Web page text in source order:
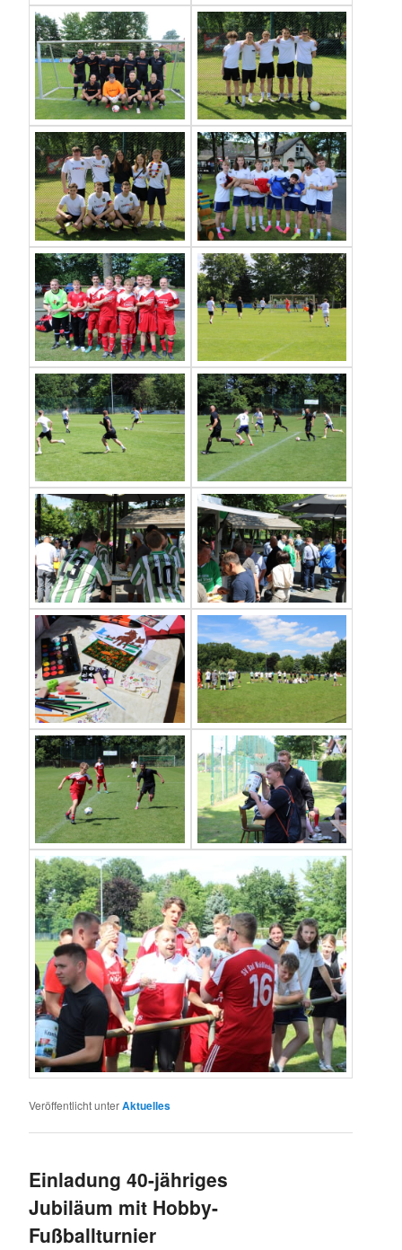
Veröffentlicht unterAktuelles
Einladung 40-jähriges
Jubiläum mit Hobby-
Fußballturnier